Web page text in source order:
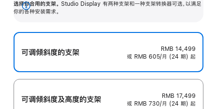
选择你合用的支架。 Studio Display 有两种支架和一种支架转换器可选，以满足
你的各种安装需求。
展
可调倾斜度的支架
RMB 14,499
或 RMB 605/月 (24 期) 起
可调倾斜度及高‍度的支‍架
RMB 17,499
或 RMB 730/月 (24 期) 起